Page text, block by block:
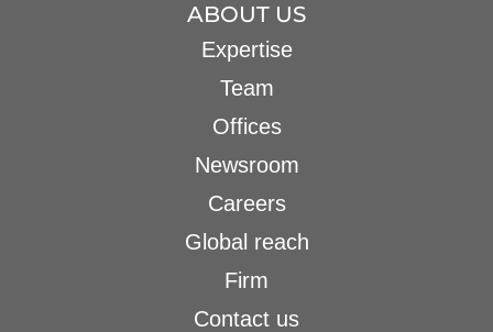
ABOUT US
Expertise
Team
Offices
Newsroom
Careers
Global reach
Firm
Contact us